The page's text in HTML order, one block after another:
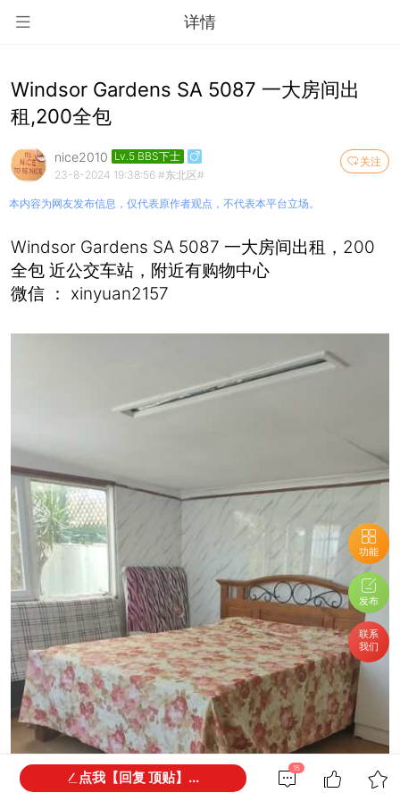
详情
功能
发布
联系
我们
Windsor Gardens SA 5087 一大房间出
租,200全包
关注
nice2010 Lv.5 BBS下士
23-8-2024 19:38:56 #东北区#
本内容为网友发布信息，仅代表原作者观点，不代表本平台立场。
Windsor Gardens SA 5087 一大房间出租，200
全包 近公交车站，附近有购物中心
微信 ： xinyuan2157
15
点我【回复 顶贴】...